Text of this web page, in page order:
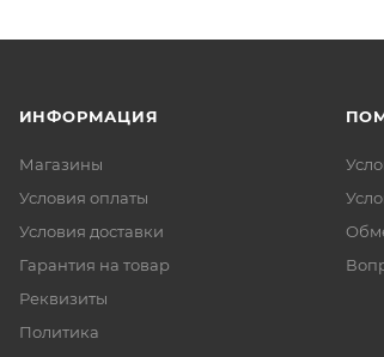
ИНФОРМАЦИЯ
Магазины
Условия оплаты
Условия доставки
Гарантия на товар
Реквизиты
Политика